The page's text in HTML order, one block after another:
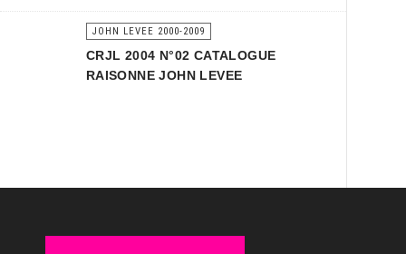
JOHN LEVEE 2000-2009
CRJL 2004 N°02 CATALOGUE
RAISONNE JOHN LEVEE